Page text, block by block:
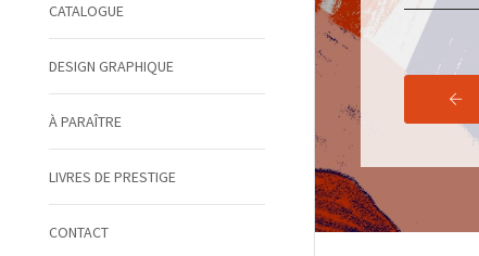
CATALOGUE
DESIGN GRAPHIQUE
À PARAÎTRE
LIVRES DE PRESTIGE
CONTACT